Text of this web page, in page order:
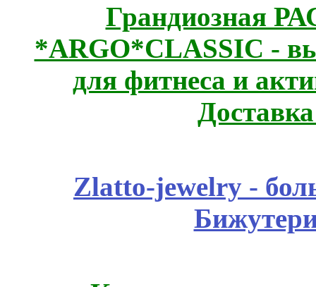
Грандиозная
*ARGO*CLASSIC -
для фитнеса и
Zlatto-jewelry -